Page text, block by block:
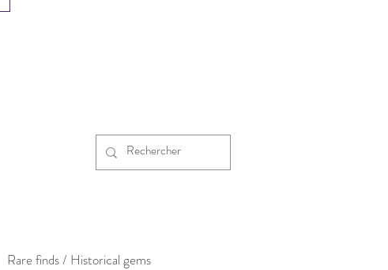
Rare finds / Historical gems